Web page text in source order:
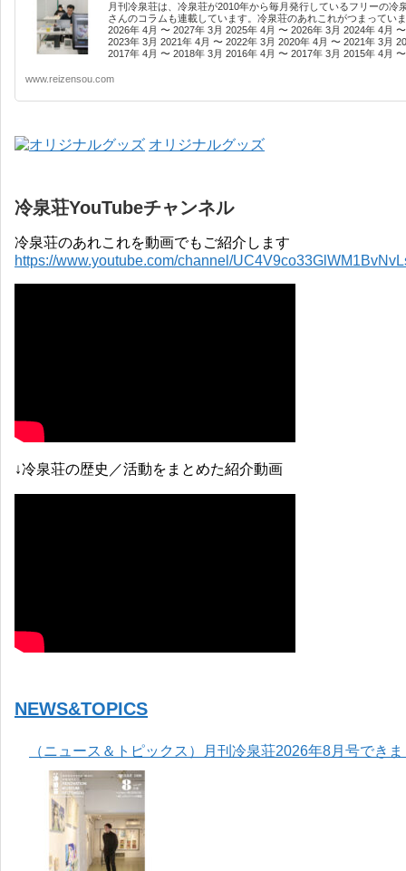
月刊冷泉荘は、冷泉荘が2010年から毎月発行しているフリーの
さんのコラムも連載しています。冷泉荘のあれこれがつまってい
2026年 4月 〜 2027年 3月 2025年 4月 〜 2026年 3月 2024年 4月
2023年 3月 2021年 4月 〜 2022年 3月 2020年 4月 〜 2021年 3月
2017年 4月 〜 2018年 3月 2016年 4月 〜 2017年 3月 2015年 4月
www.reizensou.com
オリジナルグッズ
冷泉荘YouTubeチャンネル
冷泉荘のあれこれを動画でもご紹介します
https://www.youtube.com/channel/
↓冷泉荘の歴史／活動をまとめた紹介動画
NEWS&TOPICS
（ニュース＆トピックス）月刊冷泉荘2026年8月号でき